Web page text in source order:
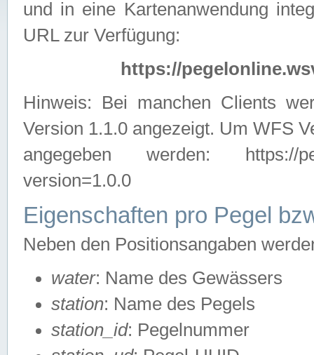
und in eine Kartenanwendung
URL zur Verfügung:
https://
Hinweis: Bei manchen Clients
Version 1.1.0 angezeigt. Um WFS
angegeben werden: https://
version=1.0.0
Eigenschaften pro Pegel
Neben den Positionsangaben
water: Name des Gewässers
station: Name des Pegels
station_id: Pegelnummer